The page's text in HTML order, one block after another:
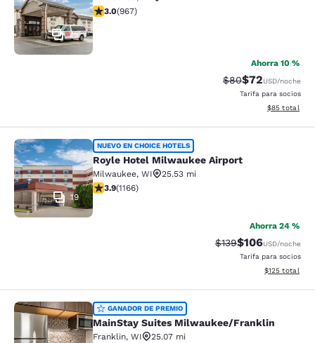
25
calificación de 2.95 estrellas. Feria. 967 reseñas
3.0(967)
Ahorra 10 %
Precio tachado:
$80Precio con
$72USD/noche
Tarifa para socios
Ver detalles
$85 total
Royle Hotel Milwaukee Airport
19
NUEVO EN CHOICE HOTELS
Royle Hotel Milwaukee Airport
Milwaukee, WI
25.53 mi
calificación de 3.85 estrellas. Bueno. 1166 reseñas
3.9(1166)
Ahorra 24 %
Precio tachado:
$139Precio con
$106USD/noche
Tarifa para socios
Ver detalles
$125 total
MainStay Suites Milwaukee/
GANADOR DE PREMIO
MainStay Suites Milwaukee/Franklin
Franklin, WI
25.07 mi